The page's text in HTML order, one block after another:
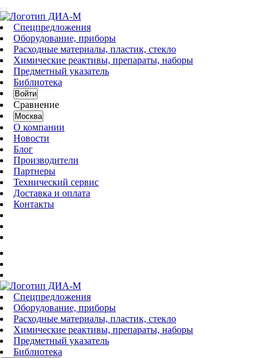
Спецпредложения
Оборудование, приборы
Расходные материалы, пластик, стекло
Химические реактивы, препараты, наборы
Предметный указатель
Библиотека
Войти
Сравнение
Москва
О компании
Новости
Блог
Производители
Партнеры
Технический сервис
Доставка и оплата
Контакты
Спецпредложения
Оборудование, приборы
Расходные материалы, пластик, стекло
Химические реактивы, препараты, наборы
Предметный указатель
Библиотека